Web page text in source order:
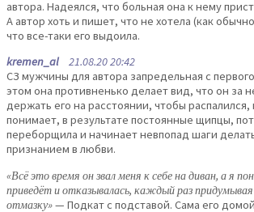
автора. Надеялся, что больная она к нему
А автор хоть и пишет, что не хотела (как
что все-таки его выдоила.
kremen_al 21.08.20 20:42
СЗ мужчины для автора запредельная с
этом она противненько делает вид, что он за
держать его на расстоянии, чтобы распалился,
понимает, в результате постоянные щипцы,
переборщила и начинает невпопад шаги
признанием в любви.
«Всё это время он звал меня к себе на диван, а я
приведёт и отказывалась, каждый раз
отмазку»— Подкат с подставой. Сама его